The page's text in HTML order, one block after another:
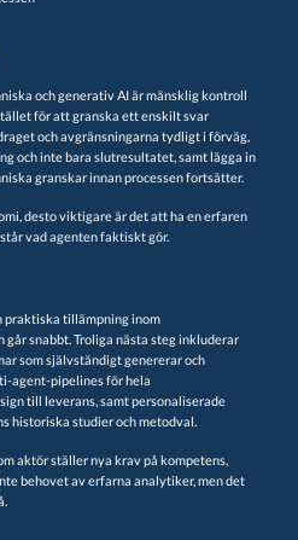
och generativ AI är mänsklig kontroll
för att granska ett enskilt svar
och avgränsningarna tydligt i förväg,
och inte bara slutresultatet, samt lägga in
granskar innan processen fortsätter.
desto viktigare är det att ha en erfaren
vad agenten faktiskt gör.
praktiska tillämpning inom
snabbt. Troliga nästa steg inkluderar
som självständigt genererar och
agent-pipelines för hela
till leverans, samt personaliserade
historiska studier och metodval.
aktör ställer nya krav på kompetens,
behovet av erfarna analytiker, men det